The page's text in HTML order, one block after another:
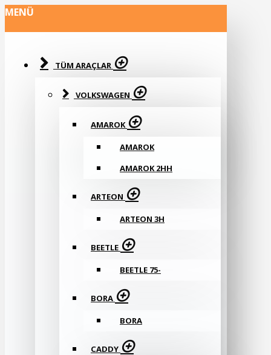
MENÜ
TÜM ARAÇLAR
VOLKSWAGEN
AMAROK
AMAROK
AMAROK 2HH
ARTEON
ARTEON 3H
BEETLE
BEETLE 75-
BORA
BORA
CADDY